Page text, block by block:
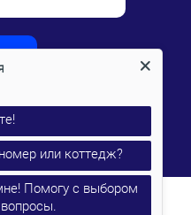
берег
или коттедж?
Помогу с выбором